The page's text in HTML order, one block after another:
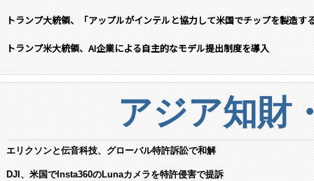
トランプ大統領、「アップルがインテルと協力して米国でチップを製造す
トランプ米大統領、AI企業による自主的なモデル提出制度を導入
アジア知財
エリクソンと伝音科技、グローバル特許訴訟で和解
DJI、米国でInsta360のLunaカメラを特許侵害で提訴